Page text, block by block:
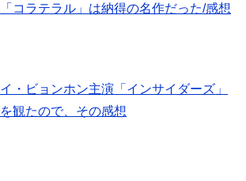
「コラテラル」は納得の名作だった/感想
イ・ビョンホン主演「インサイダーズ」
を観たので、その感想